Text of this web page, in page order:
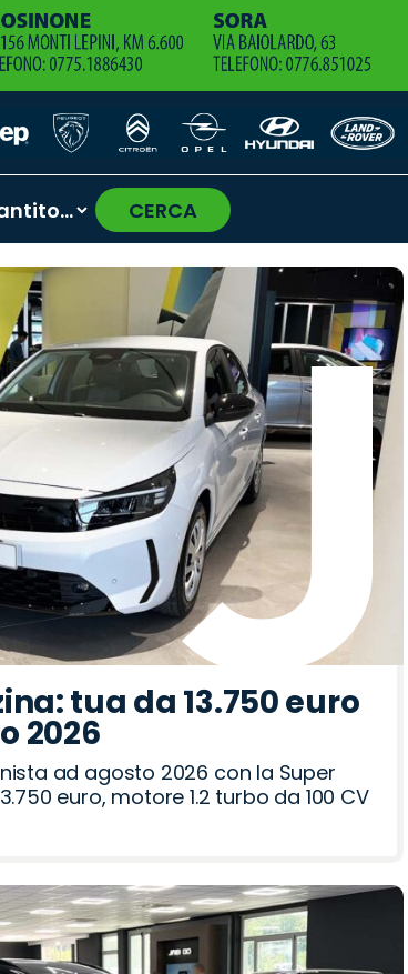
CERCA
›
tua da 13.750 euro
2026
ad agosto 2026 con la Super
euro, motore 1.2 turbo da 100 CV